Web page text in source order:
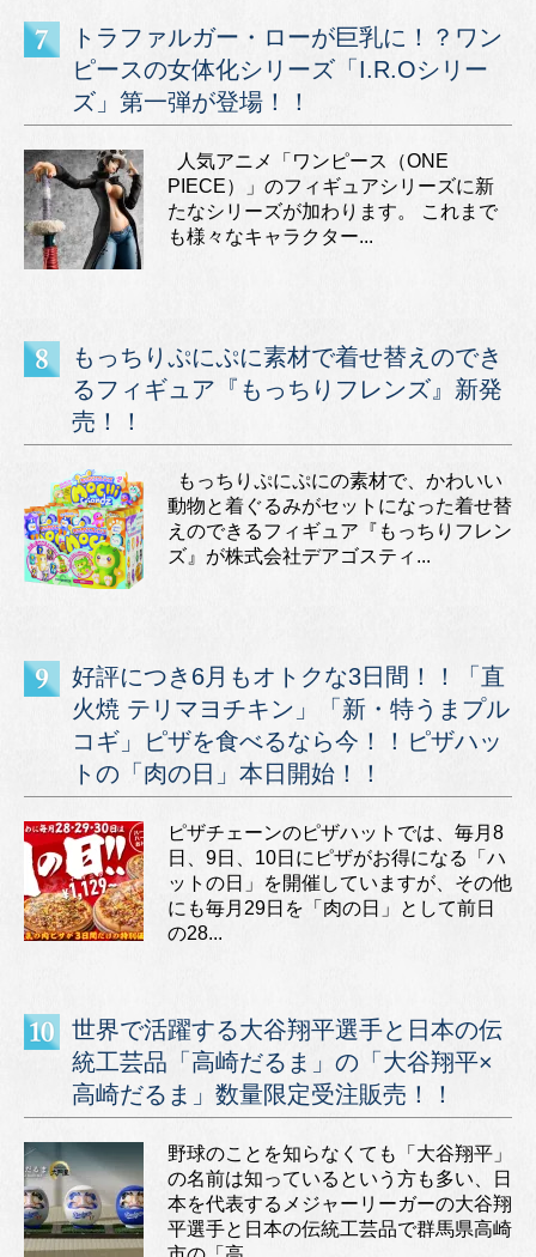
トラファルガー・ローが巨乳に！？ワン
ピースの女体化シリーズ「I.R.Oシリー
ズ」第一弾が登場！！
人気アニメ「ワンピース（ONE
PIECE）」のフィギュアシリーズに新
たなシリーズが加わります。 これまで
も様々なキャラクター...
もっちりぷにぷに素材で着せ替えのでき
るフィギュア『もっちりフレンズ』新発
売！！
もっちりぷにぷにの素材で、かわいい
動物と着ぐるみがセットになった着せ替
えのできるフィギュア『もっちりフレン
ズ』が株式会社デアゴスティ...
好評につき6月もオトクな3日間！！「直
火焼 テリマヨチキン」「新・特うまプル
コギ」ピザを食べるなら今！！ピザハッ
トの「肉の日」本日開始！！
ピザチェーンのピザハットでは、毎月8
日、9日、10日にピザがお得になる「ハ
ットの日」を開催していますが、その他
にも毎月29日を「肉の日」として前日
の28...
世界で活躍する大谷翔平選手と日本の伝
統工芸品「高崎だるま」の「大谷翔平×
高崎だるま」数量限定受注販売！！
野球のことを知らなくても「大谷翔平」
の名前は知っているという方も多い、日
本を代表するメジャーリーガーの大谷翔
平選手と日本の伝統工芸品で群馬県高崎